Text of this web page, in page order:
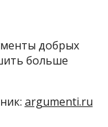
добрых
больше
argumenti.ru